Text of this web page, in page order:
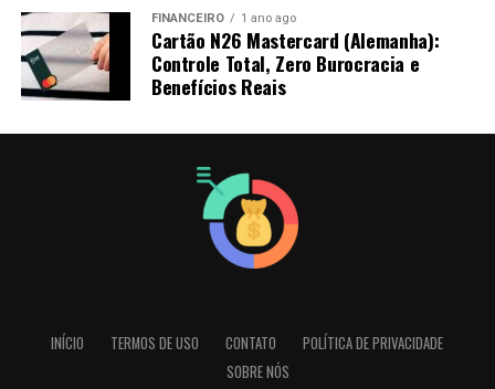
FINANCEIRO 1 ano ago
Cartão N26 Mastercard (Alemanha):
Controle Total, Zero Burocracia e
Benefícios Reais
INÍCIO TERMOS DE USO CONTATO
POLÍTICA DE PRIVACIDADE
SOBRE NÓS